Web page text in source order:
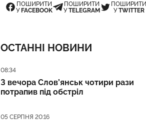
ПОШИРИТИ
У FACEBOOK
ПОШИРИТИ
УTELEGRAM
ПОШИРИТИ
УTWITTER
ОСТАННІ НОВИНИ
Дата публікації
08:34
З вечора Слов’янськ чотири рази
потрапив під обстріл
Дата публікації
05 СЕРПНЯ 20:16